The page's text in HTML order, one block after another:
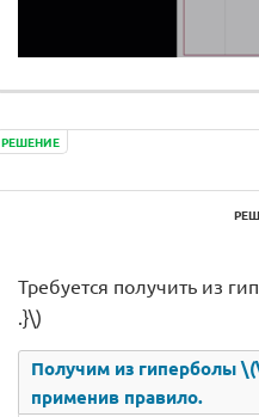
РЕШЕНИЕ
Требуется получить из
.}\)
Получим из гиперболы
применив правило.